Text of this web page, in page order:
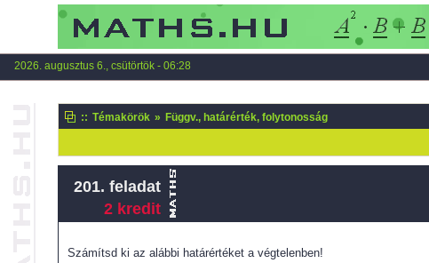
2026. augusztus 6., csütörtök - 06:28
:: Témakörök » Függv., határérték, folytonosság
201. feladat
2 kredit
Számítsd ki az alábbi határértéket a végtelenben!